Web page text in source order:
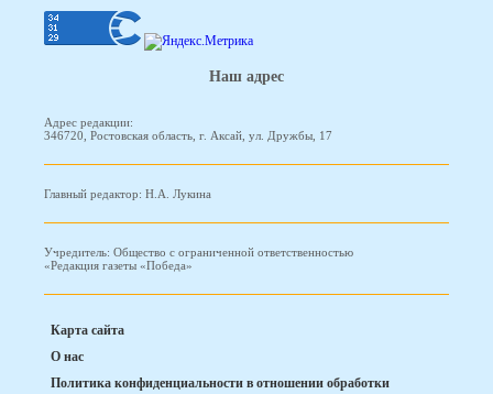
Наш адрес
Адрес редакции:
346720, Ростовская область, г. Аксай, ул. Дружбы, 17
Главный редактор: Н.А. Лукина
Учредитель: Общество с ограниченной ответственностью
«Редакция газеты «Победа»
Карта сайта
О нас
Политика конфиденциальности в отношении обработки